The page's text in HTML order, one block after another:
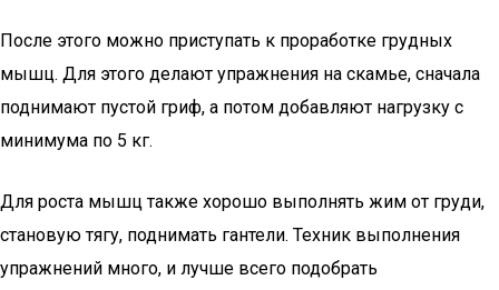
После этого можно приступать к проработке грудных
мышц. Для этого делают упражнения на скамье, сначала
поднимают пустой гриф, а потом добавляют нагрузку с
минимума по 5 кг.
Для роста мышц также хорошо выполнять жим от груди,
становую тягу, поднимать гантели. Техник выполнения
упражнений много, и лучше всего подобрать